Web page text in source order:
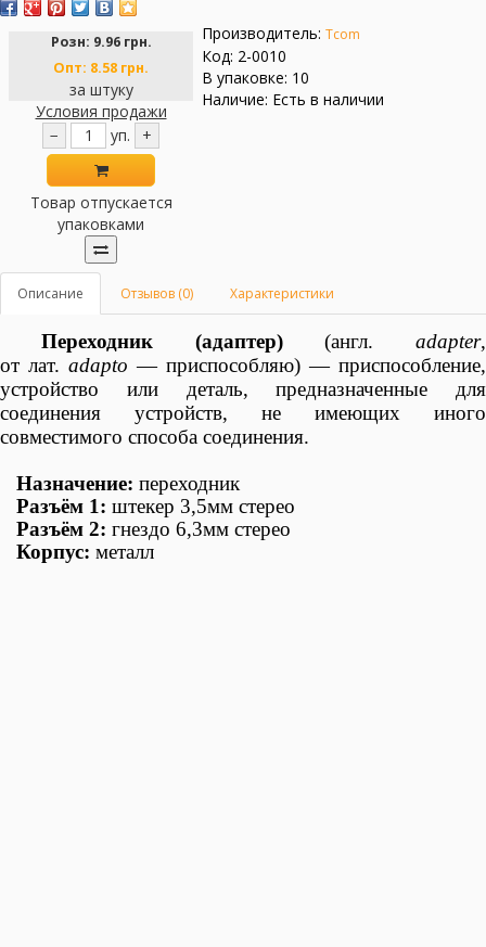
Розн: 9.96 грн.
Опт: 8.58 грн.
за штуку
Условия продажи
−
уп. +
Товар отпускается
упаковками
Производитель: Tcom
Код: 2-0010
В упаковке: 10
Наличие: Есть в наличии
Описание Отзывов (0) Характеристики
Переходник (адаптер) (англ.adapter,
от лат. adapto — приспособляю) — приспособление,
устройство или деталь, предназначенные для
соединения устройств, не имеющих иного
совместимого способа соединения.
Назначение: переходник
Разъём 1: штекер 3,5мм стерео
Разъём 2: гнездо 6,3мм стерео
Корпус: металл